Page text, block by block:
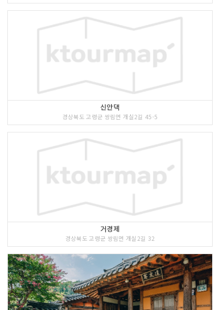
신안댁
경상북도 고령군 쌍림면 개실2길 45-5
거경제
경상북도 고령군 쌍림면 개실2길 32